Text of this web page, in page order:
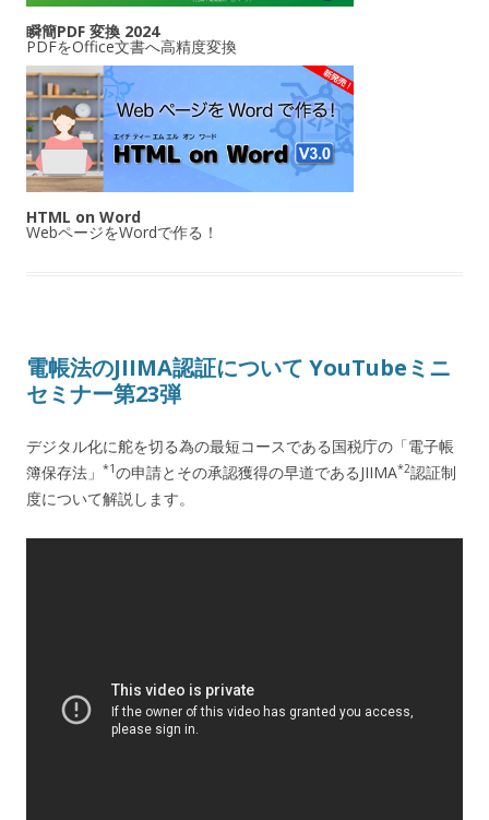
瞬簡PDF 変換 2024
PDFをOffice文書へ高精度変換
HTML on Word
WebページをWordで作る！
電帳法のJIIMA認証について YouTubeミニ
セミナー第23弾
デジタル化に舵を切る為の最短コースである国税庁の「電子帳
簿保存法」 *1の申請とその承認獲得の早道であるJIIMA*2認証制
度について解説します。